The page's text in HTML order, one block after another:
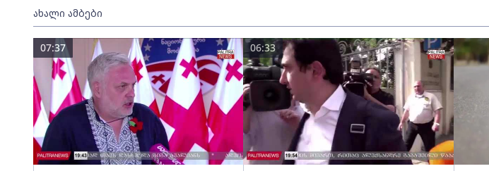
ახალი ამბები
07:37 06:33